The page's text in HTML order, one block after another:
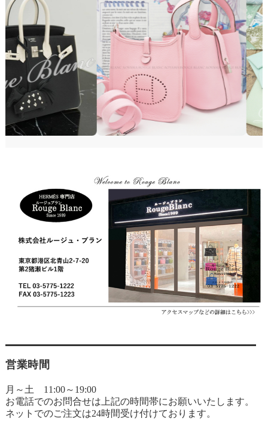
営業時間
月～土 11:00～19:00
お電話でのお問合せは上記の時間帯にお願いいたします。
ネットでのご注文は24時間受け付けております。